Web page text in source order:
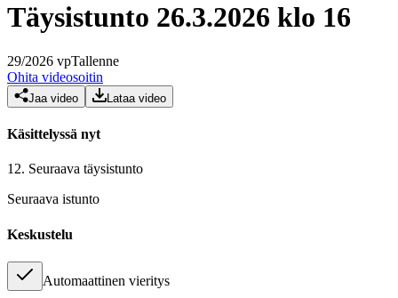
Täysistunto 26.3.2026 klo 16
29/2026 vpTallenne
Ohita videosoitin
Jaa video Lataa video
Käsittelyssä nyt
12. Seuraava täysistunto
Seuraava istunto
Keskustelu
Automaattinen vieritys